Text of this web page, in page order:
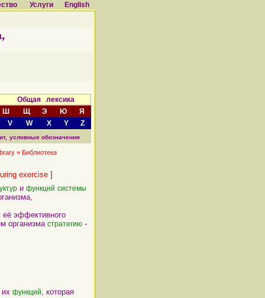
Услуги English
Общая лексика
Ш Щ Э Ю
Я
V W X Y Z
условные обозначения
= Библиотека
exercise ]
и функций системы
её эффективного
организма стратегию -
их функций, которая